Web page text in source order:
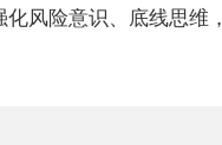
风险意识、底线思